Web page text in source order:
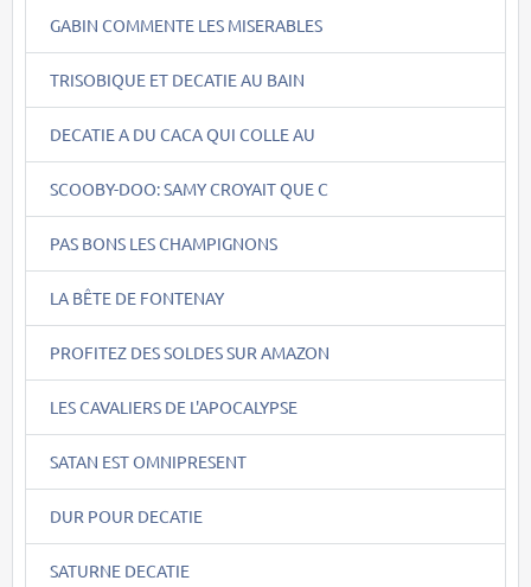
GABIN COMMENTE LES MISERABLES
TRISOBIQUE ET DECATIE AU BAIN
DECATIE A DU CACA QUI COLLE AU
SCOOBY-DOO: SAMY CROYAIT QUE C
PAS BONS LES CHAMPIGNONS
LA BÊTE DE FONTENAY
PROFITEZ DES SOLDES SUR AMAZON
LES CAVALIERS DE L'APOCALYPSE
SATAN EST OMNIPRESENT
DUR POUR DECATIE
SATURNE DECATIE